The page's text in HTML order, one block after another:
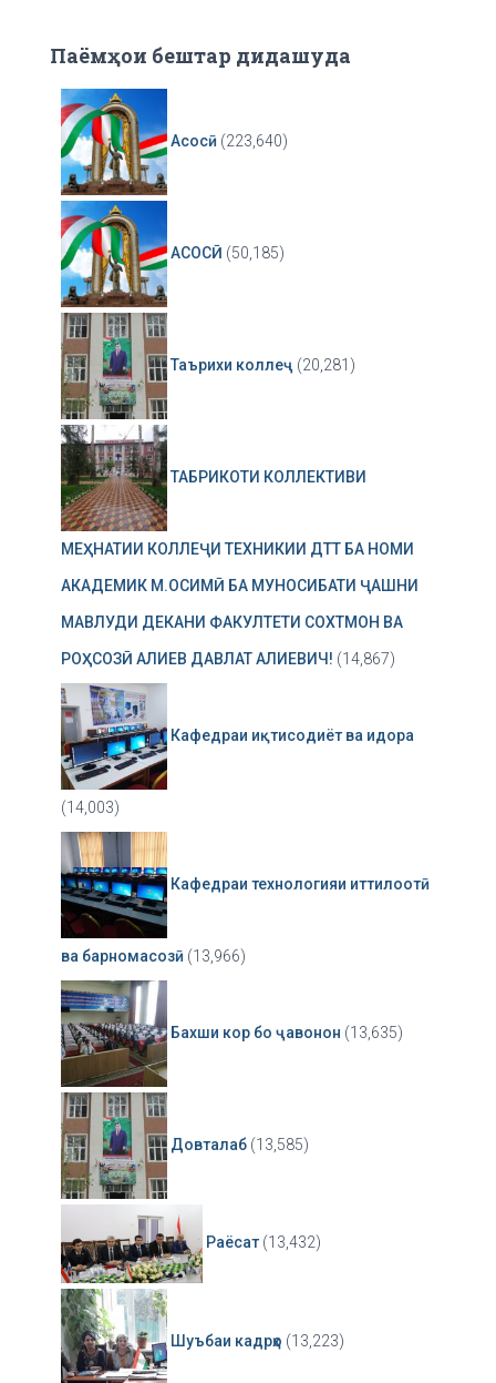
Паёмҳои бештар дидашуда
Асосӣ (223,640)
АСОСӢ (50,185)
Таърихи коллеҷ (20,281)
ТАБРИКОТИ КОЛЛЕКТИВИ
МЕҲНАТИИ КОЛЛЕҶИ ТЕХНИКИИ ДТТ БА НОМИ
АКАДЕМИК М.ОСИМӢ БА МУНОСИБАТИ ҶАШНИ
МАВЛУДИ ДЕКАНИ ФАКУЛТЕТИ СОХТМОН ВА
РОҲСОЗӢ АЛИЕВ ДАВЛАТ АЛИЕВИЧ! (14,867)
Кафедраи иқтисодиёт ва идора
(14,003)
Кафедраи технологияи иттилоотӣ
ва барномасозӣ (13,966)
Бахши кор бо ҷавонон (13,635)
Довталаб (13,585)
Раёсат (13,432)
Шуъбаи кадрҳо (13,223)